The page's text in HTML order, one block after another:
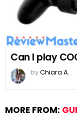
Can I play
byChiara A.
MORE FROM: